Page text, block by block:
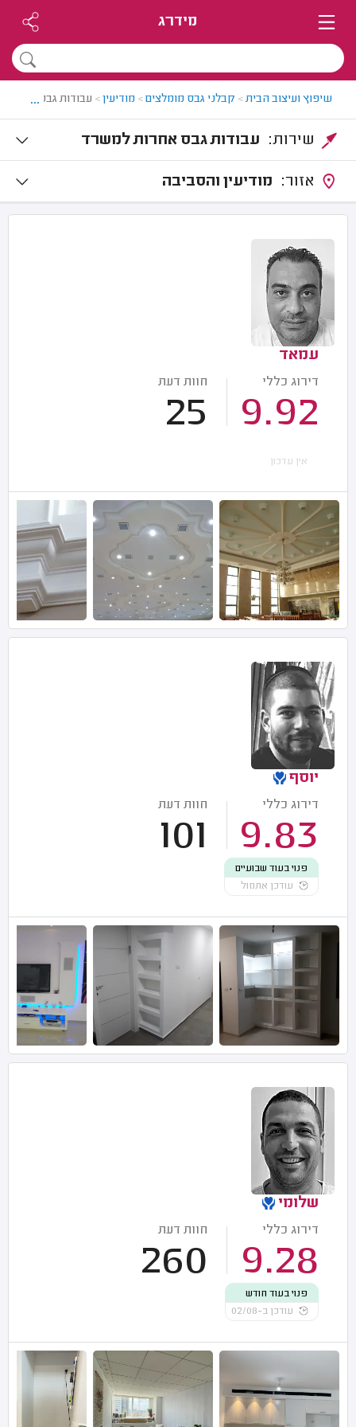
מידרג
שיפוץ ועיצוב הבית> קבלני גבס מומלצים> מודיעין> עבודות גבס למשרד
...
עבודות גבס אחרות למשרד
מודיעין והסביבה
עמאד
דירוג כללי
9.92
חוות דעת
25
אין עדכון
יוסף
דירוג כללי
9.83
חוות דעת
101
פנוי בעוד שבועיים
עודכן אתמול
שלומי
דירוג כללי
9.28
חוות דעת
260
פנוי בעוד חודש
עודכן ב-02/08